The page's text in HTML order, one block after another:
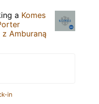
a Komes
z Amburaną
in